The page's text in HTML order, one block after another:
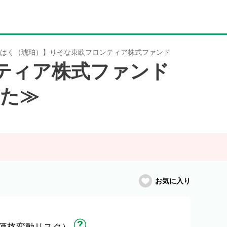
はく（琥珀）】りそな東欧フロンティア株式ファンド
ィア株式ファンド
た≫
お気に入り